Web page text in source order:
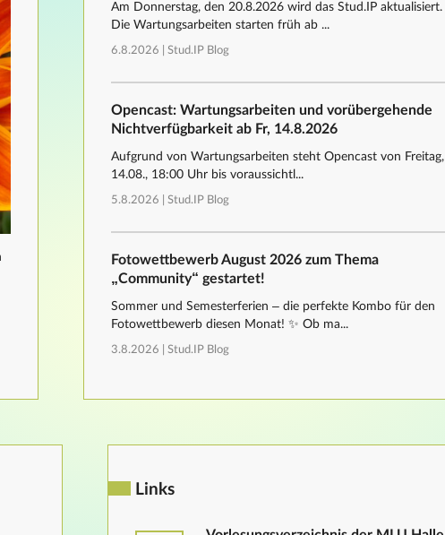
Am Donnerstag, den 20.8.2026 wird das Stud.IP aktualisiert.
Die Wartungsarbeiten starten früh ab ...
6.8.2026 | Stud.IP Blog
Opencast: Wartungsarbeiten und vorübergehende
Nichtverfügbarkeit ab Fr, 14.8.2026
Aufgrund von Wartungsarbeiten steht Opencast von Freitag,
14.08., 18:00 Uhr bis voraussichtl...
5.8.2026 | Stud.IP Blog
Fotowettbewerb August 2026 zum Thema
„Community“ gestartet!
Sommer und Semesterferien – die perfekte Kombo für den
Fotowettbewerb diesen Monat! ✨ Ob ma...
3.8.2026 | Stud.IP Blog
Links